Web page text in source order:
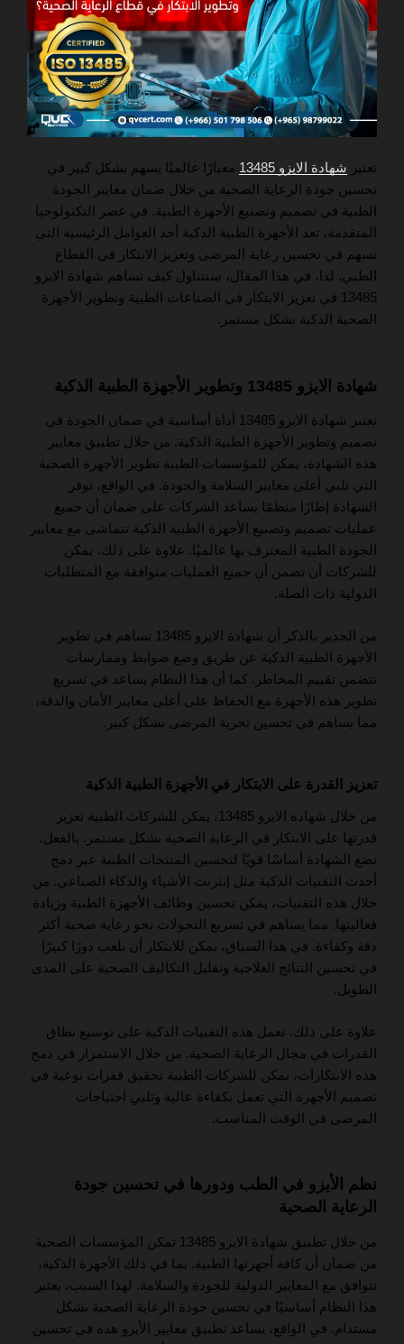
تعتبر شهادة الايزو 13485
معيارًا عالميًا يسهم بشكل كبير في
تحسين جودة الرعاية الصحية من خلال ضمان معايير الجودة
الطبية في تصميم وتصنيع الأجهزة الطبية. في عصر التكنولوجيا
المتقدمة، تعد الأجهزة الطبية الذكية أحد العوامل الرئيسية التي
تسهم في تحسين رعاية المرضى وتعزيز الابتكار في القطاع
الطبي. لذا، في هذا المقال، سنتناول كيف تساهم شهادة الايزو
13485 في تعزيز الابتكار في الصناعات الطبية وتطوير الأجهزة
الصحية الذكية بشكل مستمر.
شهادة الايزو 13485 وتطوير الأجهزة الطبية الذكية
تعتبر شهادة الايزو 13485 أداة أساسية في ضمان الجودة في
تصميم وتطوير الأجهزة الطبية الذكية. من خلال تطبيق معايير
هذه الشهادة، يمكن للمؤسسات الطبية تطوير الأجهزة الصحية
التي تلبي أعلى معايير السلامة والجودة. في الواقع، توفر
الشهادة إطارًا منظمًا يساعد الشركات على ضمان أن جميع
عمليات تصميم وتصنيع الأجهزة الطبية الذكية تتماشى مع معايير
الجودة الطبية المعترف بها عالميًا. علاوة على ذلك، يمكن
للشركات أن تضمن أن جميع العمليات متوافقة مع المتطلبات
الدولية ذات الصلة.
من الجدير بالذكر أن شهادة الايزو 13485 تساهم في تطوير
الأجهزة الطبية الذكية عن طريق وضع ضوابط وممارسات
تتضمن تقييم المخاطر. كما أن هذا النظام يساعد في تسريع
تطوير هذه الأجهزة مع الحفاظ على أعلى معايير الأمان والدقة،
مما يساهم في تحسين تجربة المرضى بشكل كبير.
تعزيز القدرة على الابتكار في الأجهزة الطبية الذكية
من خلال شهادة الايزو 13485، يمكن للشركات الطبية تعزيز
قدرتها على الابتكار في الرعاية الصحية بشكل مستمر. بالفعل،
تضع الشهادة أساسًا قويًا لتحسين المنتجات الطبية عبر دمج
أحدث التقنيات الذكية مثل إنترنت الأشياء والذكاء الصناعي. من
خلال هذه التقنيات، يمكن تحسين وظائف الأجهزة الطبية وزيادة
فعاليتها. مما يساهم في تسريع التحولات نحو رعاية صحية أكثر
دقة وكفاءة. في هذا السياق، يمكن للابتكار أن يلعب دورًا كبيرًا
في تحسين النتائج العلاجية وتقليل التكاليف الصحية على المدى
الطويل.
علاوة على ذلك، تعمل هذه التقنيات الذكية على توسيع نطاق
القدرات في مجال الرعاية الصحية. من خلال الاستمرار في دمج
هذه الابتكارات، يمكن للشركات الطبية تحقيق قفزات نوعية في
تصميم الأجهزة التي تعمل بكفاءة عالية وتلبي احتياجات
المرضى في الوقت المناسب.
نظم الأيزو في الطب ودورها في تحسين جودة
الرعاية الصحية
من خلال تطبيق شهادة الايزو 13485 تمكن المؤسسات الصحية
من ضمان أن كافة أجهزتها الطبية. بما في ذلك الأجهزة الذكية،
تتوافق مع المعايير الدولية للجودة والسلامة. لهذا السبب، يعتبر
هذا النظام أساسيًا في تحسين جودة الرعاية الصحية بشكل
مستدام. في الواقع، يساعد تطبيق معايير الأيزو هذه في تحسين